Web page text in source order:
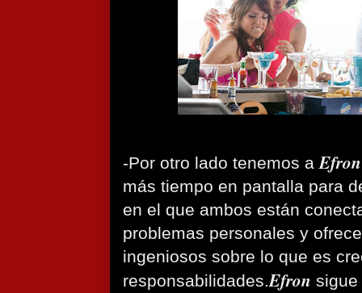
-Por otro lado tenemos aEfron
más tiempo en pantalla para
en el que ambos están
problemas personales y
ingeniosos sobre lo que es
responsabilidades.Efron sigue